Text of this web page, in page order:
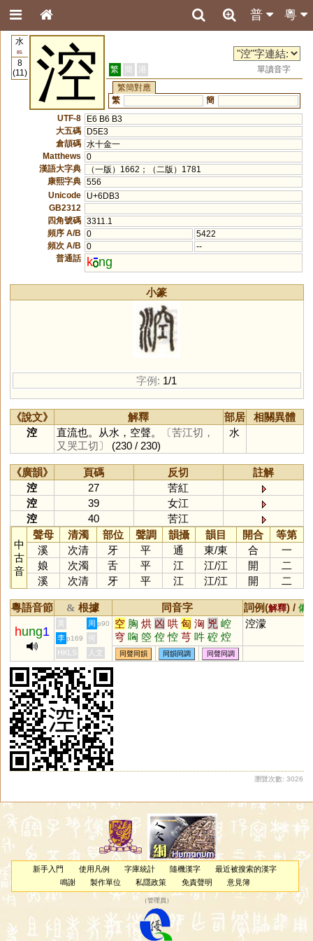
粵
普
水
85
8
(11)
涳 繁 簡 港
單讀音字
繁簡對應
繁
簡
UTF-8
E6 B6 B3
大五碼
D5E3
倉頡碼 水十金一
Matthews
0
漢語大字典
（一版）1662；（二版）1781
康熙字典 556
Unicode
U+6DB3
GB2312
四角號碼 3311.1
頻序 A/B
0
5422
頻次 A/B
0
--
普通話
k ng
小篆
字例: 1/1
《說文》 解釋 部居
相關異體
涳
直流也。从水，空聲。
〔苦江切，
又哭工切〕
(230 / 230)
水
《廣韻》 頁碼 反切
註解
涳
27
苦紅
涳
39
女江
涳
40 苦江
中
古
音
聲母 清濁 部位 聲調 韻攝 韻目 開合
等第
溪
次清 牙 平 通 東/東 合
一
娘
次濁 舌 平 江 江/江 開
二
溪
次清 牙 平 江 江/江 開 二
粵語音節 & 根據 同音字 詞例(解釋) / 備
hung1
黃 周 p90 空 胸 烘 凶 哄 匈 洶 兇 崆
穹 哅 箜 倥 悾 芎 吽 硿 焢
谾 恟 忷
涳濛
李 p169
何
HKLS
人文 同聲同韻 同韻同調 同聲同調
瀏覽次數: 3026
新手入門 使用凡例 字庫統計 隨機漢字
最近被搜索的漢字
鳴謝
製作單位 私隱政策 免責聲明 意見簿
（管理員 ）